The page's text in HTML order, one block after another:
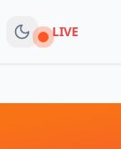
Na żywo
LIVE